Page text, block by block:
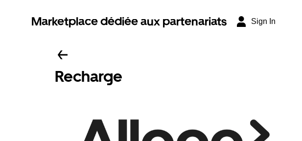
Marketplace dédiée aux partenariats Sign In
Recharge